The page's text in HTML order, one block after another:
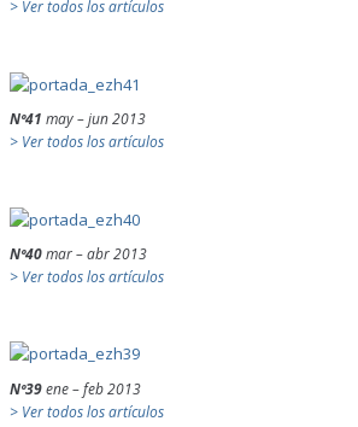
> Ver todos los artículos
Nº41 may – jun 2013
> Ver todos los artículos
Nº40mar – abr 2013
> Ver todos los artículos
Nº39ene – feb 2013
> Ver todos los artículos